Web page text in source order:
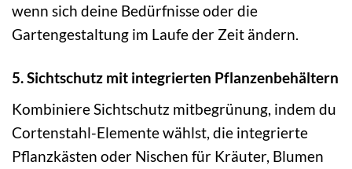
wenn sich deine Bedürfnisse oder die
Gartengestaltung im Laufe der Zeit ändern.
5. Sichtschutz mit integrierten Pflanzenbehältern
Kombiniere Sichtschutz mitbegrünung, indem du
Cortenstahl-Elemente wählst, die integrierte
Pflanzkästen oder Nischen für Kräuter, Blumen